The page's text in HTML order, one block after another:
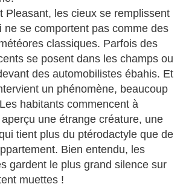
Pleasant, les cieux se remplissent
ne se comportent pas comme des
classiques. Parfois des
se posent dans les champs ou
des automobilistes ébahis. Et
un phénomène, beaucoup
habitants commencent à
une étrange créature, une
tient plus du ptérodactyle que de
Bien entendu, les
gardent le plus grand silence sur
muettes !